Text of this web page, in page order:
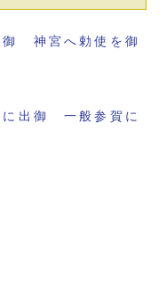
神宮へ勅使を御
出御 一般参賀に